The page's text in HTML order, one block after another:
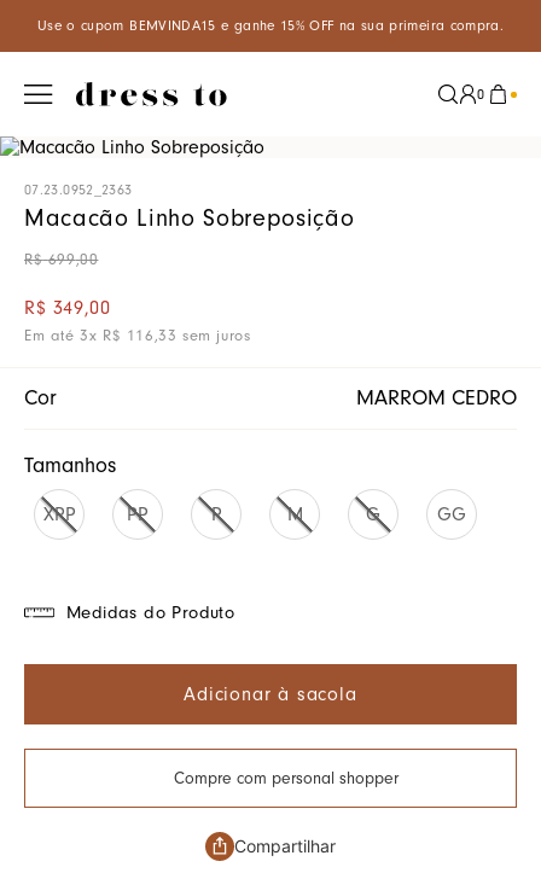
BEMVINDA15 e ganhe 15% OFF na sua primeira compra.
0
07.23.0952_2363
Macacão Linho Sobreposição
R$ 699,00
R$ 349,00
Em até3x R$ 116 ,33 sem juros
Cor MARROM CEDRO
Tamanhos
XPP PP P M G GG
Medidas do Produto
Adicionar à sacola
Compre com personal shopper
Compartilhar